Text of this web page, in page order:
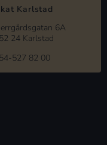
Karlstad
6A
24 Karlstad
527 82 00